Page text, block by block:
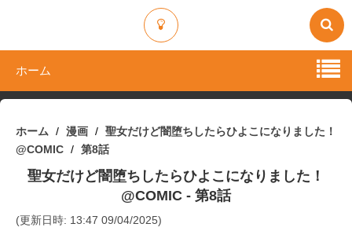
ホーム
ホーム 漫画
聖女だけど闇堕ちしたらひよこになりました！
@COMIC
第8話
聖女だけど闇堕ちしたらひよこになりました！
@COMIC - 第8話
(更新日時: 13:47 09/04/2025)